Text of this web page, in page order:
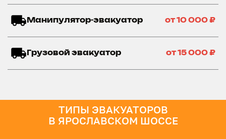
Манипулятор-эвакуатор от 10 000 ₽
Грузовой эвакуатор от 15 000 ₽
ТИПЫ ЭВАКУАТОРОВ
В ЯРОСЛАВСКОМ ШОССЕ